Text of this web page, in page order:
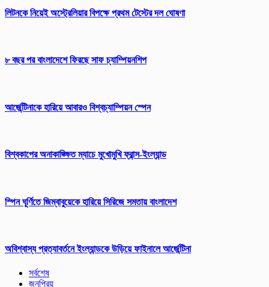
লিটনকে নিয়েই অস্ট্রেলিয়ার বিপক্ষে প্রথম টেস্টের দল ঘোষণা
৮ বছর পর বাংলাদেশে ফিরছে সাফ চ্যাম্পিয়নশিপ
আর্জেন্টিনাকে হারিয়ে আবারও বিশ্বচ্যাম্পিয়ন স্পেন
বিশ্বকাপের অনাকাঙ্ক্ষিত ম্যাচে মুখোমুখি ফ্রান্স-ইংল্যান্ড
স্পিন ঘূর্ণিতে জিম্বাবুয়েকে হারিয়ে সিরিজে সমতায় বাংলাদেশ
অবিশ্বাস্য প্রত্যাবর্তনে ইংল্যান্ডকে উড়িয়ে ফাইনালে আর্জেন্টিনা
সর্বশেষ
জনপ্রিয়